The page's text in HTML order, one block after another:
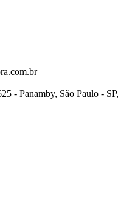
- Panamby, São Paulo - SP,